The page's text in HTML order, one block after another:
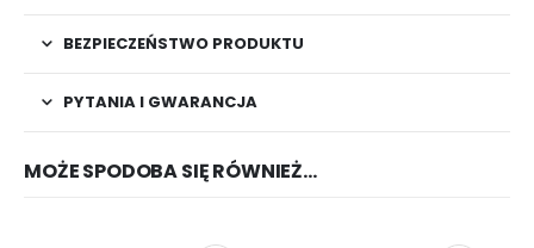
BEZPIECZEŃSTWO PRODUKTU
PYTANIA I GWARANCJA
MOŻE SPODOBA SIĘ RÓWNIEŻ…